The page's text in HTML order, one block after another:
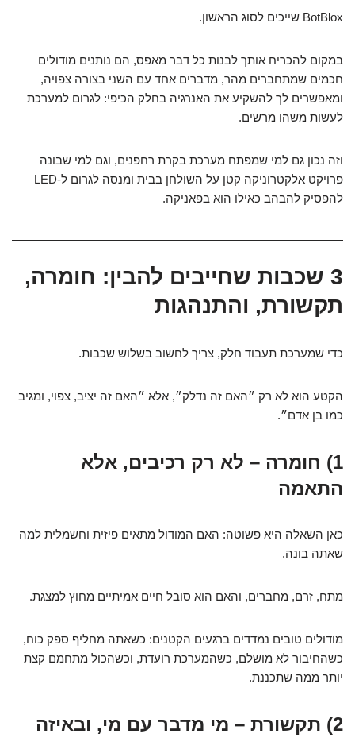
BotBlox שייכים לסוג הראשון.
במקום להכריח אותך לבנות כל דבר מאפס, הם נותנים מודולים
חכמים שמתחברים מהר, מדברים אחד עם השני בצורה צפויה,
ומאפשרים לך להשקיע את האנרגיה בחלק הכיפי: לגרום למערכת
לעשות משהו מרשים.
וזה נכון גם למי שמפתח מערכת בקרת רחפנים, וגם למי שבונה
פרויקט אלקטרוניקה קטן על השולחן בבית ומנסה לגרום ל-LED
להפסיק להבהב כאילו הוא בפאניקה.
3 שכבות שחייבים להבין: חומרה,
תקשורת, והתנהגות
כדי שמערכת תעבוד חלק, צריך לחשוב בשלוש שכבות.
הקטע הוא לא רק ״האם זה נדלק״, אלא ״האם זה יציב, צפוי, ומגיב
כמו בן אדם״.
1) חומרה – לא רק רכיבים, אלא
התאמה
כאן השאלה היא פשוטה: האם המודול מתאים פיזית וחשמלית למה
שאתה בונה.
מתח, זרם, מחברים, והאם הוא סובל חיים אמיתיים מחוץ למצגת.
מודולים טובים נמדדים ברגעים הקטנים: כשאתה מחליף ספק כוח,
כשהחיבור לא מושלם, כשהמערכת רועדת, וכשהכול מתחמם קצת
יותר ממה שתכננת.
2) תקשורת – מי מדבר עם מי, ובאיזה